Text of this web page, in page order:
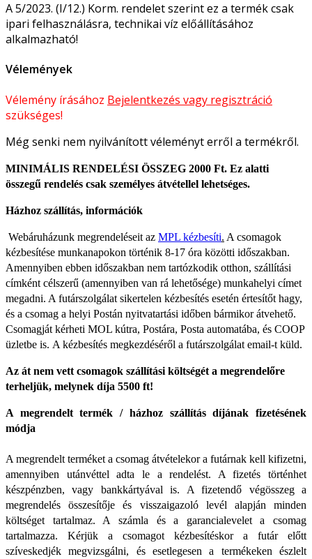
A 5/2023. (I/12.) Korm. rendelet szerint ez a termék csak
ipari felhasználásra, technikai víz előállításához
alkalmazható!
Vélemények
Vélemény írásához Bejelentkezés vagy regisztráció
szükséges!
Még senki nem nyilvánított véleményt erről a termékről.
MINIMÁLIS RENDELÉSI ÖSSZEG 2000 Ft. Ez alatti
összegű rendelés csak személyes átvétellel lehetséges.
Házhoz szállítás, információk
Webáruházunk megrendeléseit az MPL kézbesíti. A csomagok
kézbesítése munkanapokon történik 8-17 óra közötti időszakban.
Amennyiben ebben időszakban nem tartózkodik otthon, szállítási
címként célszerű (amennyiben van rá lehetősége) munkahelyi címet
megadni. A futárszolgálat sikertelen kézbesítés esetén értesítőt hagy,
és a csomag a helyi Postán nyitvatartási időben bármikor átvehető.
Csomagját kérheti MOL kútra, Postára, Posta automatába, és COOP
üzletbe is. A kézbesítés megkezdéséről a futárszolgálat email-t küld.
Az át nem vett csomagok szállítási költségét a megrendelőre
terheljük, melynek díja 5500 ft!
A megrendelt termék / házhoz szállítás díjának fizetésének
módja
A megrendelt terméket a csomag átvételekor a futárnak kell kifizetni,
amennyiben utánvéttel adta le a rendelést. A fizetés történhet
készpénzben, vagy bankkártyával is. A fizetendő végösszeg a
megrendelés összesítője és visszaigazoló levél alapján minden
költséget tartalmaz. A számla és a garancialevelet a csomag
tartalmazza. Kérjük a csomagot kézbesítéskor a futár előtt
szíveskedjék megvizsgálni, és esetlegesen a termékeken észlelt